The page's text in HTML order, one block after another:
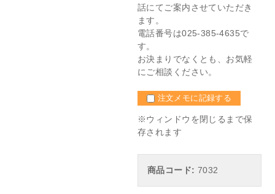
話にてご案内させていただき
ます。
電話番号は025-385-4635で
す。
お決まりでなくとも、お気軽
にご相談ください。
注文メモに記録する
※ウィンドウを閉じるまで保
存されます
商品コード: 7032